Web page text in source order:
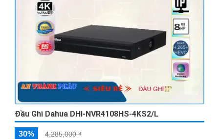
Đầu Ghi Dahua DHI-NVR4108HS-4KS2/L
30% 4,285,000 ₫